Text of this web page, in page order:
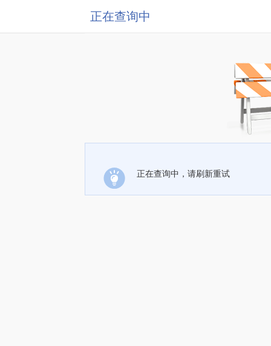
正在查询中
正在查询中，请刷新重试